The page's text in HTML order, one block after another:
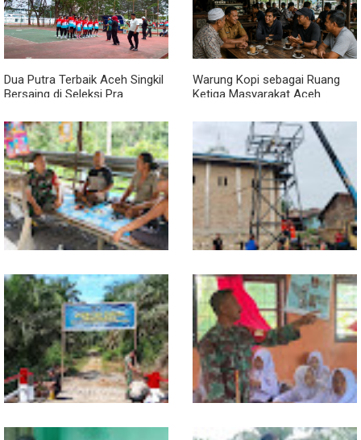
Dua Putra Terbaik Aceh Singkil
Bersaing di Seleksi Pra
Warung Kopi sebagai Ruang
Ketiga Masyarakat Aceh
Lewat Komsos di Warung
Kopi, Babinsa Bangun Sinergi
dan Kekompakan Warga
Progres TNI AD Manunggal Air
Dikebut, Babinsa dan Warga
Dirikan Tower Polytank di
Belegen Mulia